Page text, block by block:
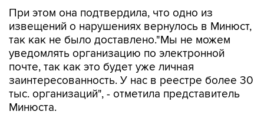
При этом она подтвердила, что одно из
извещений о нарушениях вернулось в Минюст,
так как не было доставлено."Мы не можем
уведомлять организацию по электронной
почте, так как это будет уже личная
заинтересованность. У нас в реестре более 30
тыс. организаций", - отметила представитель
Минюста.